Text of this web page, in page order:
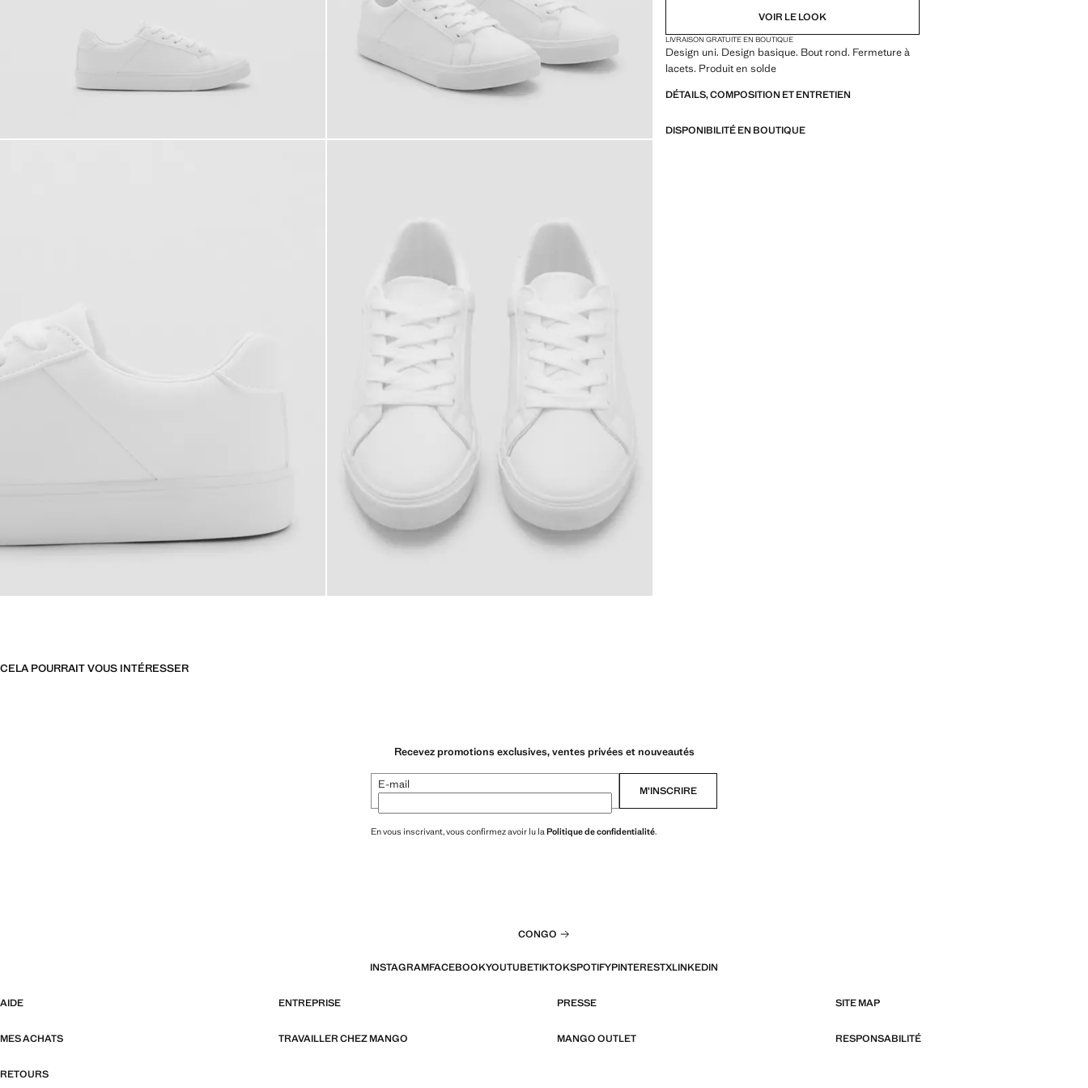
VOIR LE LOOK
LIVRAISON GRATUITE EN BOUTIQUE
Design uni. Design basique. Bout rond. Fermeture à
lacets. Produit en solde
DÉTAILS, COMPOSITION ET ENTRETIEN
DISPONIBILITÉ EN BOUTIQUE
CELA POURRAIT VOUS INTÉRESSER
Recevez promotions exclusives, ventes privées et nouveautés
E-mail M’INSCRIRE
En vous inscrivant, vous confirmez avoir lu laPolitique de confidentialité.
CONGO
INSTAGRAMFACEBOOKYOUTUBETIKTOKSPOTIFYPINTERESTXLINKEDIN
AIDE ENTREPRISE PRESSE SITE MAP
MES ACHATS TRAVAILLER CHEZ MANGO MANGO OUTLET RESPONSABILITÉ
RETOURS